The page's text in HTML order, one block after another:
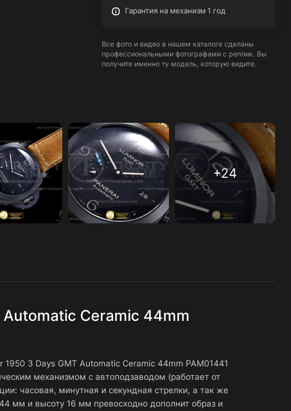
Гарантия на механизм 1 год
Все фото и видео в нашем каталоге сделаны
профессиональными фотографами с реплик. Вы
получите именно ту модель, которую видите.
Automatic Ceramic 44mm
1950 3 Days GMT Automatic Ceramic 44mm PAM01441
механизмом с автоподзаводом (работает от
часовая, минутная и секундная стрелки, а так же
мм и высоту 16 мм превосходно дополнит образ и